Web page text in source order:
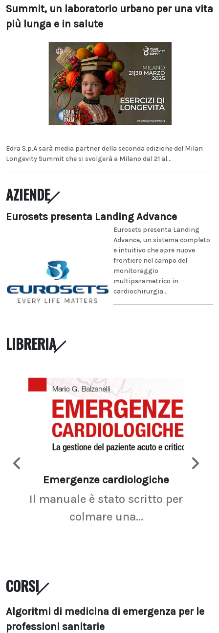
Summit, un laboratorio urbano per una vita
più lunga e in salute
Edra S.p.A sarà media partner della seconda edizione del Milan
Longevity Summit che si svolgerà a Milano dal 21 al...
AZIENDE
Eurosets presenta Landing Advance
Eurosets presenta Landing
Advance, un sistema completo
e intuitivo che apre nuove
frontiere nel campo del
monitoraggio
multiparametrico in
cardiochirurgia...
LIBRERIA
Emergenze cardiologiche
Il manuale è stato scritto per
colmare una...
CORSI
Algoritmi di medicina di emergenza per le
professioni sanitarie